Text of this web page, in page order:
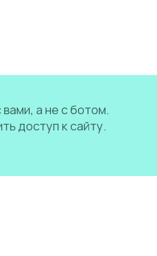
а не с ботом.
доступ к сайту.